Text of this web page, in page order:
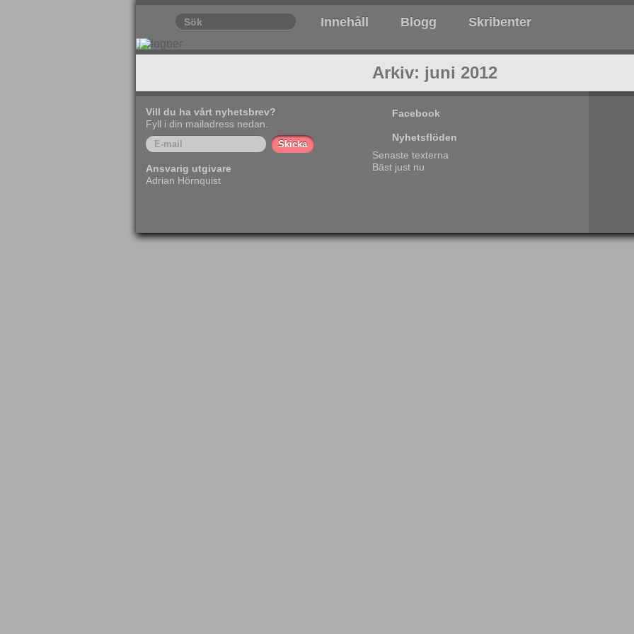
Innehåll Blogg Skribenter
Arkiv: juni 2012
Vill du ha vårt nyhetsbrev?
Fyll i din mailadress nedan.
Ansvarig utgivare
Adrian Hörnquist
Facebook
Nyhetsflöden
Senaste texterna
Bäst just nu